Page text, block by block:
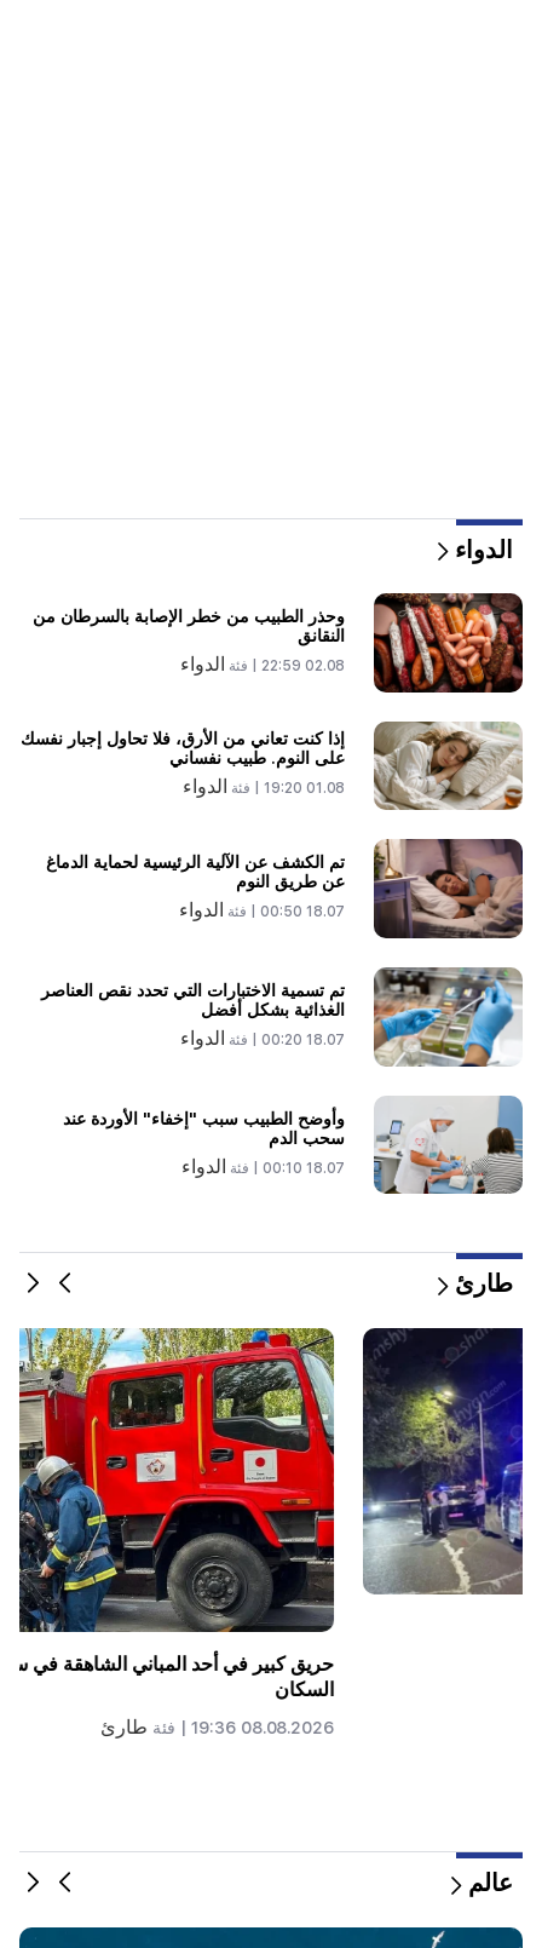
الدواء
وحذر الطبيب من خطر الإصابة بالسرطان من
النقانق
02.08 22:59 | فئة الدواء
إذا كنت تعاني من الأرق، فلا تحاول إجبار نفسك
على النوم. طبيب نفساني
01.08 19:20 | فئة الدواء
تم الكشف عن الآلية الرئيسية لحماية الدماغ
عن طريق النوم
18.07 00:50 | فئة الدواء
تم تسمية الاختبارات التي تحدد نقص العناصر
الغذائية بشكل أفضل
18.07 00:20 | فئة الدواء
وأوضح الطبيب سبب "إخفاء" الأوردة عند
سحب الدم
18.07 00:10 | فئة الدواء
طارئ
اندلع حريق كبير في مكب للنفايات بالقرب من منطقة
عالم